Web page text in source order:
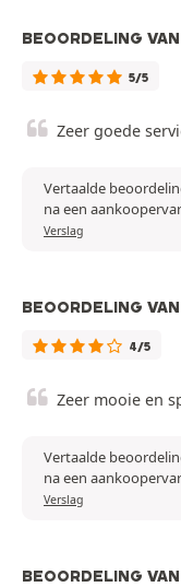
BEOORDELING
5/5
Zeer goede
Vertaalde
na een
Verslag
BEOORDELING
4/5
Zeer mooie en
Vertaalde
na een
Verslag
BEOORDELING